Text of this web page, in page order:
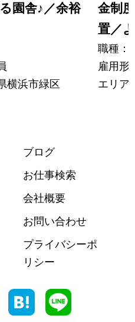
園舎♪ ／余裕
横浜市緑区
金制
置／
職種：
雇用形
エリア
ブログ
お仕事検索
会社概要
お問い合わせ
プライバシーポ
リシー